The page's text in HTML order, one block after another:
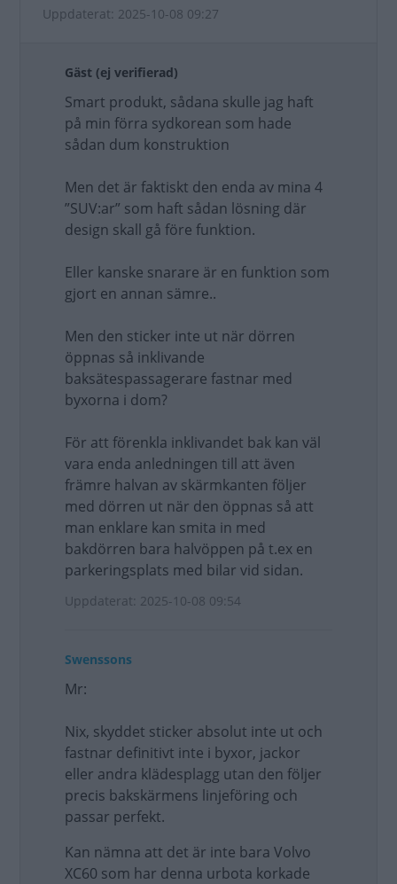
Uppdaterat: 2025-10-08 09:27
Gäst (ej verifierad)
Smart produkt, sådana skulle jag haft
på min förra sydkorean som hade
sådan dum konstruktion
Men det är faktiskt den enda av mina 4
”SUV:ar” som haft sådan lösning där
design skall gå före funktion.
Eller kanske snarare är en funktion som
gjort en annan sämre..
Men den sticker inte ut när dörren
öppnas så inklivande
baksätespassagerare fastnar med
byxorna i dom?
För att förenkla inklivandet bak kan väl
vara enda anledningen till att även
främre halvan av skärmkanten följer
med dörren ut när den öppnas så att
man enklare kan smita in med
bakdörren bara halvöppen på t.ex en
parkeringsplats med bilar vid sidan.
Uppdaterat: 2025-10-08 09:54
Swenssons
Mr:
Nix, skyddet sticker absolut inte ut och
fastnar definitivt inte i byxor, jackor
eller andra klädesplagg utan den följer
precis bakskärmens linjeföring och
passar perfekt.
Kan nämna att det är inte bara Volvo
XC60 som har denna urbota korkade